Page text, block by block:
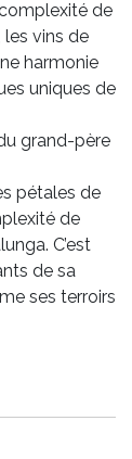
de
les vins de
harmonie
uniques de
grand-père
pétales de
de
C’est
de sa
ses terroirs